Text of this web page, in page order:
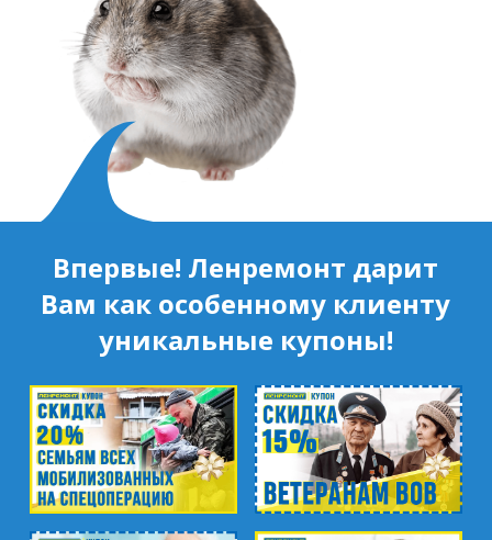
Впервые! Ленремонт дарит
Вам как особенному клиенту
уникальные купоны!